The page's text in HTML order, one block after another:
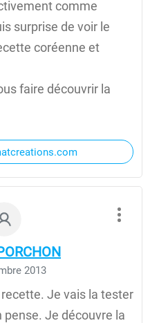
comme
surprise de voir le
coréenne et
faire découvrir la
2013
Je vais la tester
pense. Je découvre la